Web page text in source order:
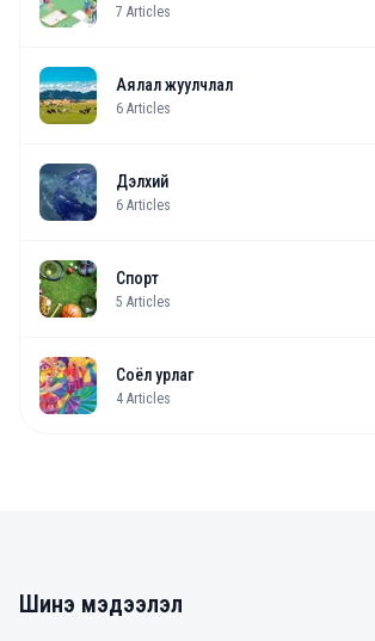
7 Articles
Аялал жуулчлал
6 Articles
Дэлхий
6 Articles
Спорт
5 Articles
Соёл урлаг
4 Articles
Шинэ мэдээлэл